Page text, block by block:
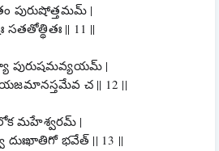
పురుషోత్తమమ్ |
సతతోత్థితః || 11 ||
పురుషమవ్యయమ్ |
యజమానస్తమేవ చ || 12 ||
మహేశ్వరమ్ |
దుఃఖాతిగో భవేత్ || 13 ||